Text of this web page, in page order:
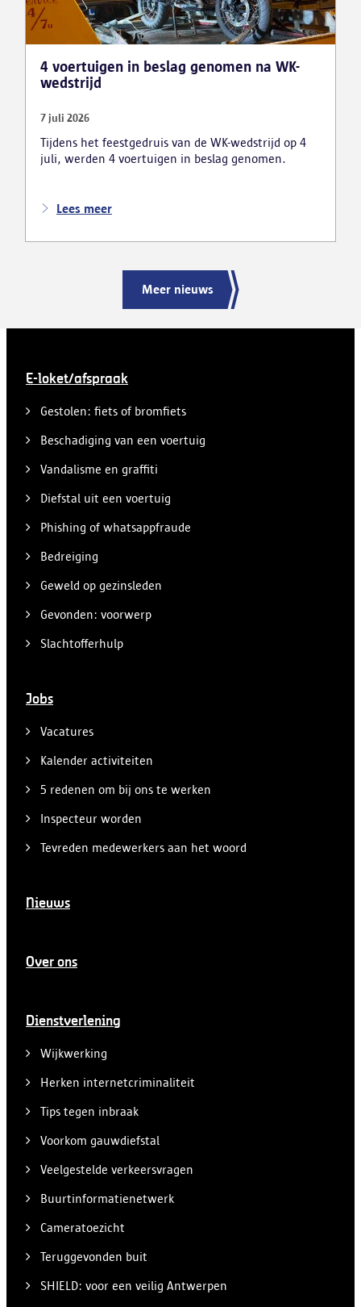
4 voertuigen in beslag genomen na WK-
wedstrijd
7 juli 2026
Tijdens het feestgedruis van de WK-wedstrijd op 4
juli, werden 4 voertuigen in beslag genomen.
Lees meer
Meer nieuws
E-loket/afspraak
Gestolen: fiets of bromfiets
Beschadiging van een voertuig
Vandalisme en graffiti
Diefstal uit een voertuig
Phishing of whatsappfraude
Bedreiging
Geweld op gezinsleden
Gevonden: voorwerp
Slachtofferhulp
Jobs
Vacatures
Kalender activiteiten
5 redenen om bij ons te werken
Inspecteur worden
Tevreden medewerkers aan het woord
Nieuws
Over ons
Dienstverlening
Wijkwerking
Herken internetcriminaliteit
Tips tegen inbraak
Voorkom gauwdiefstal
Veelgestelde verkeersvragen
Buurtinformatienetwerk
Cameratoezicht
Teruggevonden buit
SHIELD: voor een veilig Antwerpen